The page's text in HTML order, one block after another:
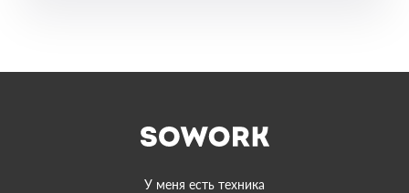
У меня есть техника